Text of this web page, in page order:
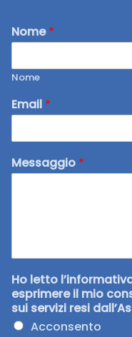
Nome*
Nome
Email *
Messaggio *
Ho letto
esprimere il mio
sui servizi resi
Acconsento